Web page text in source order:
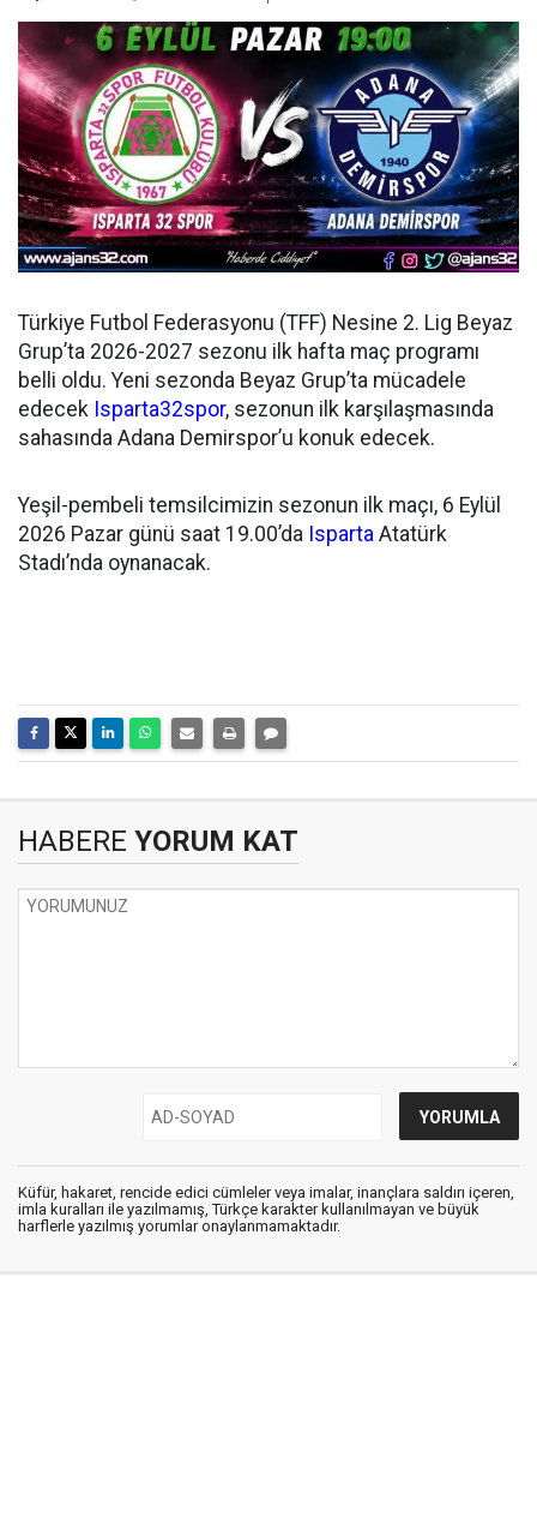
Türkiye Futbol Federasyonu (TFF) Nesine 2. Lig Beyaz
Grup’ta 2026-2027 sezonu ilk hafta maç programı
belli oldu. Yeni sezonda Beyaz Grup’ta mücadele
edecek Isparta32spor, sezonun ilk karşılaşmasında
sahasında Adana Demirspor’u konuk edecek.
Yeşil-pembeli temsilcimizin sezonun ilk maçı, 6 Eylül
2026 Pazar günü saat 19.00’da Isparta Atatürk
Stadı’nda oynanacak.
HABERE YORUM KAT
Küfür, hakaret, rencide edici cümleler veya imalar, inançlara saldırı içeren,
imla kuralları ile yazılmamış, Türkçe karakter kullanılmayan ve büyük
harflerle yazılmış yorumlar onaylanmamaktadır.